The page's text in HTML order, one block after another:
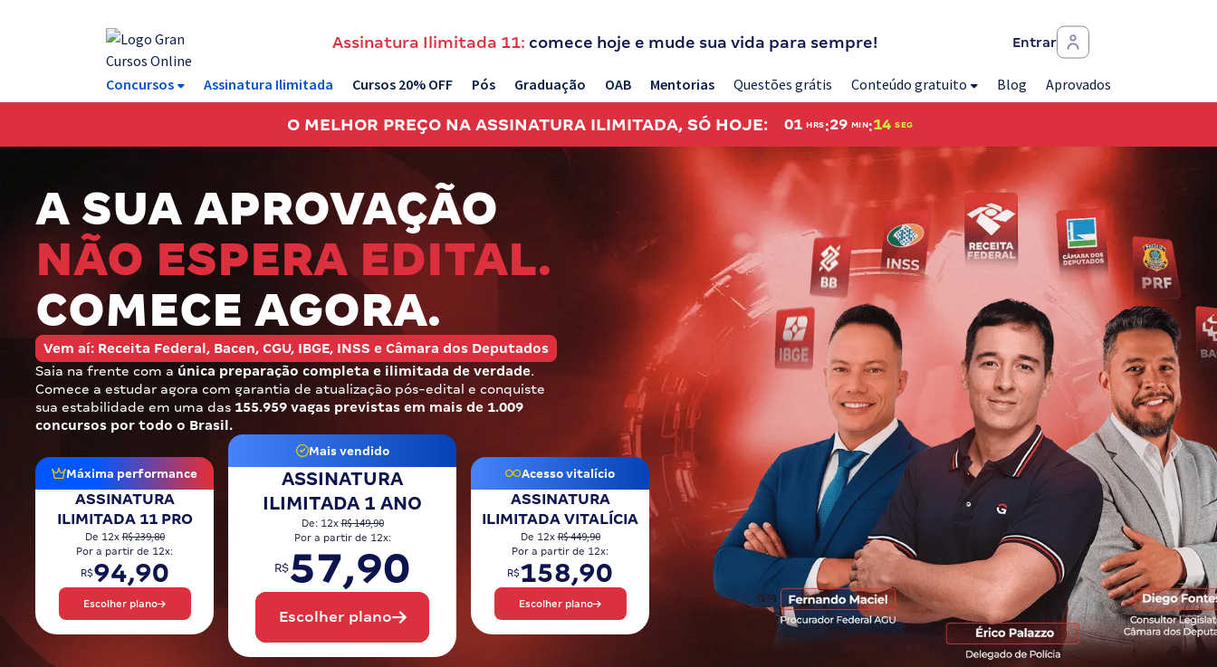
Assinatura Ilimitada 11: comece hoje e mude sua vida para sempre! Entrar
Concursos Assinatura Ilimitada Cursos 20% OFF Pós Graduação OAB Mentorias Questões grátis Conteúdo gratuito Blog Aprovados
O MELHOR PREÇO NA ASSINATURA ILIMITADA, SÓ HOJE: 01 HRS :29 MIN:12 SEG
A SUA APROVAÇÃO
NÃO ESPERA EDITAL.
COMECE AGORA.
Vem aí: Receita Federal, Bacen, CGU, IBGE, INSS e Câmara dos Deputados
Saia na frente com a única preparação completa e ilimitada de verdade.
Comece a estudar agora com garantia de atualização pós-edital e conquiste
sua estabilidade em uma das 155.959 vagas previstas em mais de 1.009
concursos por todo o Brasil.
Máxima performance
ASSINATURA
ILIMITADA 11 PRO
De 12xR$ 239,80
Por a partir de 12x:
R$94,90
Escolher plano
Mais vendido
ASSINATURA
ILIMITADA 1 ANO
De: 12xR$ 149,90
Por a partir de 12x:
R$57,90
Escolher plano
Acesso vitalício
ASSINATURA
ILIMITADA VITALÍCIA
De 12xR$ 449,90
Por a partir de 12x:
R$158,90
Escolher plano
Residências Multiprofissionais
Preparação completa e intensiva para as principais
residências em saúde do Brasil
Concursos
Assinatura Ilimitada
Cursos 20% OFF
Pós
Graduação
Questões grátis
Conteúdo gratuito